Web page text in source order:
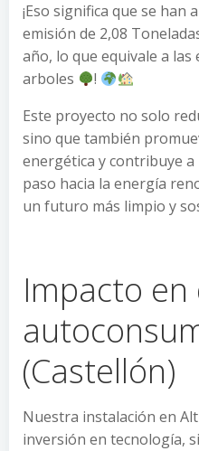
¡Eso significa que se
emisión de 2,08
año, lo que equivale a
arboles
!
Este proyecto no solo
sino que también
energética y contribuye a
paso hacia la energía
un futuro más limpio y
Impacto en
(Castellón)
Nuestra instalación en
inversión en tecnología,